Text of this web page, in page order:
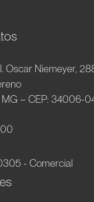
Oscar Niemeyer,
MG – CEP: 34006-
- Comercial